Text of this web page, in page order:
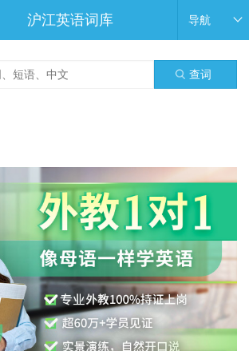
沪江英语词库 导航
查词